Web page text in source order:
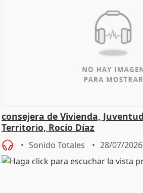
consejera de Vivienda,
Territorio, Rocío Díaz
Sonido Totales 28/07/2026